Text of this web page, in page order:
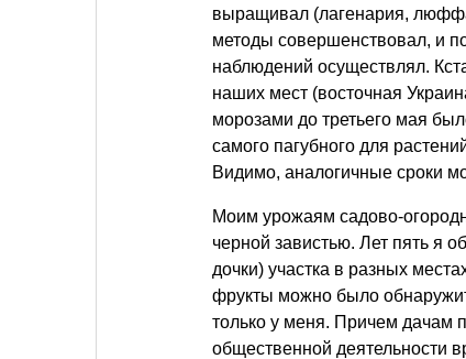
выращивал (лагенария,
методы совершенствовал, и
наблюдений осуществлял.
наших мест (восточная
морозами до третьего мая
самого пагубного для
Видимо, аналогичные сроки
Моим урожаям садово-
черной завистью. Лет пять я
дочки) участка в разных
фрукты можно было
только у меня. Причем дачам
общественной деятельности